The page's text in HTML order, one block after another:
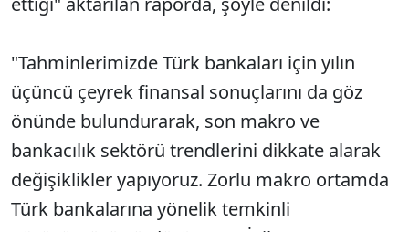
"Tahminlerimizde Türk bankaları için yılın
üçüncü çeyrek finansal sonuçlarını da göz
önünde bulundurarak, son makro ve
bankacılık sektörü trendlerini dikkate alarak
değişiklikler yapıyoruz. Zorlu makro ortamda
Türk bankalarına yönelik temkinli